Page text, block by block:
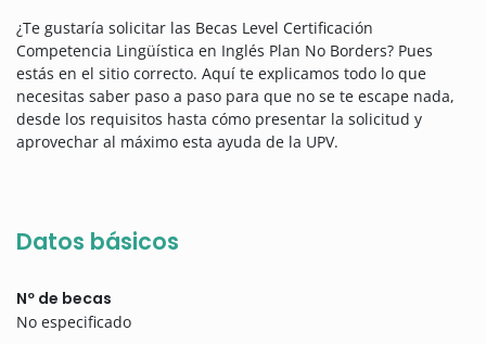
¿Te gustaría solicitar las Becas Level Certificación
Competencia Lingüística en Inglés Plan No Borders? Pues
estás en el sitio correcto. Aquí te explicamos todo lo que
necesitas saber paso a paso para que no se te escape nada,
desde los requisitos hasta cómo presentar la solicitud y
aprovechar al máximo esta ayuda de la UPV.
Datos básicos
Nº de becas
No especificado